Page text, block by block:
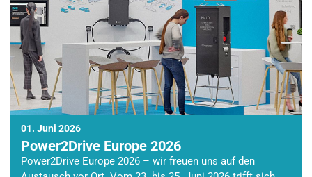
01. Juni 2026
Power2Drive Europe 2026
Power2Drive Europe 2026 – wir freuen uns auf den